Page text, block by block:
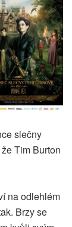
slečny
Tim Burton
na odlehlém
Brzy se